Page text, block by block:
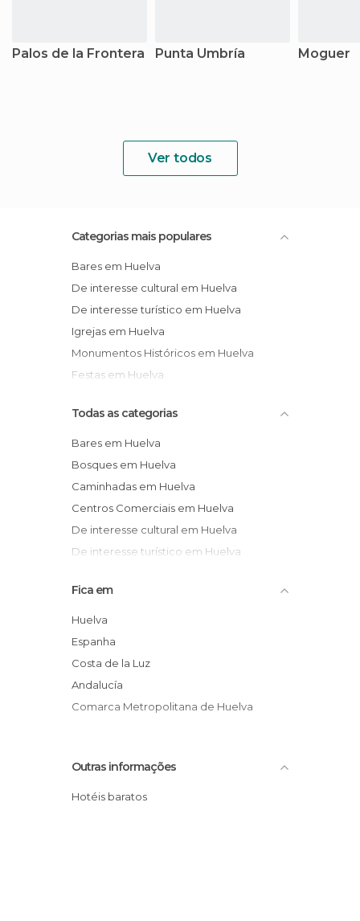
Palos de la Frontera Punta Umbría Moguer
Ver todos
Categorias mais populares
Bares em Huelva
De interesse cultural em Huelva
De interesse turístico em Huelva
Igrejas em Huelva
Monumentos Históricos em Huelva
Festas em Huelva
Todas as categorias
Bares em Huelva
Bosques em Huelva
Caminhadas em Huelva
Centros Comerciais em Huelva
De interesse cultural em Huelva
De interesse turístico em Huelva
Estátuas em Huelva
Exposições em Huelva
Feiras em Huelva
Festas em Huelva
Igrejas em Huelva
Informação Turística em Huelva
Monumentos Históricos em Huelva
Museus em Huelva
Fica em
Huelva
Espanha
Costa de la Luz
Andalucía
Comarca Metropolitana de Huelva
Outras informações
Hotéis baratos